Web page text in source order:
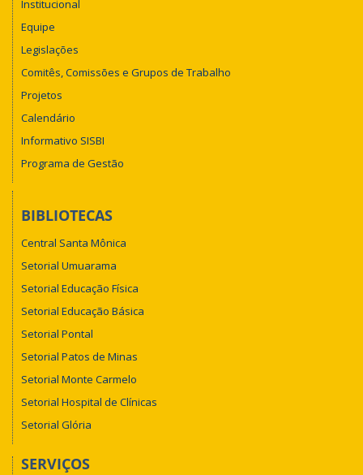
Institucional
Equipe
Legislações
Comitês, Comissões e Grupos de Trabalho
Projetos
Calendário
Informativo SISBI
Programa de Gestão
BIBLIOTECAS
Central Santa Mônica
Setorial Umuarama
Setorial Educação Física
Setorial Educação Básica
Setorial Pontal
Setorial Patos de Minas
Setorial Monte Carmelo
Setorial Hospital de Clínicas
Setorial Glória
SERVIÇOS